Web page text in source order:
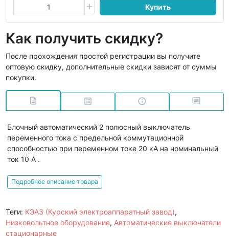
Купить
Как получить скидку?
После прохождения простой регистрации вы получите
оптовую скидку, дополнительные скидки зависят от суммы
покупки.
Блочный автоматический 2 полюсный выключатель
переменного тока с предельной коммутационной
способностью при переменном токе 20 кА на номинальный
ток 10 А .
Подробное описание товара
Теги: КЭАЗ (Курский электроаппаратный завод),
Низковольтное оборудование, Автоматические выключатели
стационарные